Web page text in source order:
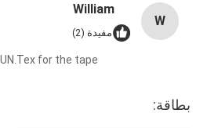
قماش الألياف الزجاجية رقائق الألومنيوم
شريط احباط سكريم
شريط لاصق مزدوج الجوانب
W
William
مفيدة (2)
for the tape.
بطاقة: